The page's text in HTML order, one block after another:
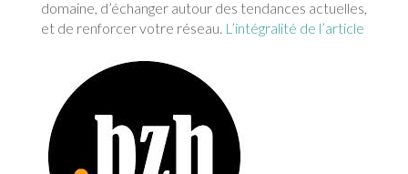
domaine, d’échanger autour des tendances actuelles,
et de renforcer votre réseau. L’intégralité de l’article